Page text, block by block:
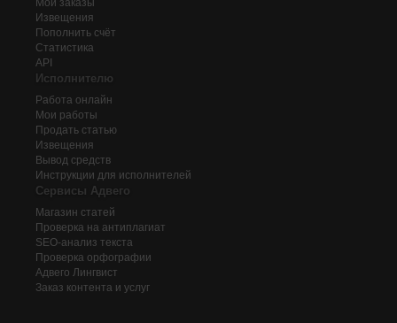
Мои заказы
Извещения
Пополнить счёт
Статистика
API
Исполнителю
Работа онлайн
Мои работы
Продать статью
Извещения
Вывод средств
Инструкции для исполнителей
Сервисы Адвего
Магазин статей
Проверка на антиплагиат
SEO-анализ текста
Проверка орфографии
Адвего Лингвист
Заказ контента и услуг